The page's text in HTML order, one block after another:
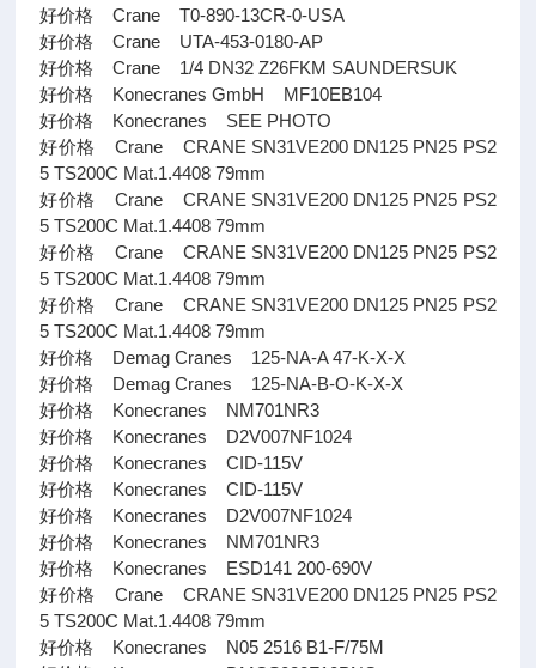
好价格 Crane T0-890-13CR-0-USA
好价格 Crane UTA-453-0180-AP
好价格 Crane 1/4 DN32 Z26FKM SAUNDERSUK
好价格 Konecranes GmbH MF10EB104
好价格 Konecranes SEE PHOTO
好价格 Crane CRANE SN31VE200 DN125 PN25 PS2
5 TS200C Mat.1.4408 79mm
好价格 Crane CRANE SN31VE200 DN125 PN25 PS2
5 TS200C Mat.1.4408 79mm
好价格 Crane CRANE SN31VE200 DN125 PN25 PS2
5 TS200C Mat.1.4408 79mm
好价格 Crane CRANE SN31VE200 DN125 PN25 PS2
5 TS200C Mat.1.4408 79mm
好价格 Demag Cranes 125-NA-A 47-K-X-X
好价格 Demag Cranes 125-NA-B-O-K-X-X
好价格 Konecranes NM701NR3
好价格 Konecranes D2V007NF1024
好价格 Konecranes CID-115V
好价格 Konecranes CID-115V
好价格 Konecranes D2V007NF1024
好价格 Konecranes NM701NR3
好价格 Konecranes ESD141 200-690V
好价格 Crane CRANE SN31VE200 DN125 PN25 PS2
5 TS200C Mat.1.4408 79mm
好价格 Konecranes N05 2516 B1-F/75M